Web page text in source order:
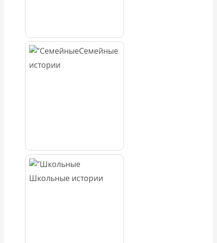
Семейные
истории
Школьные истории